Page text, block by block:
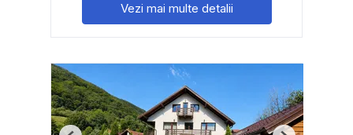
Vezi mai multe detalii